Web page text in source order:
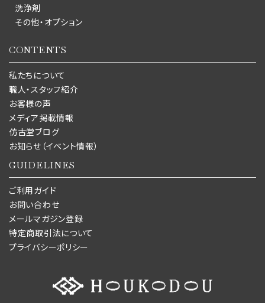
洗浄剤
その他・オプション
CONTENTS
私たちについて
職人・スタッフ紹介
お客様の声
メディア掲載情報
仿古堂ブログ
お知らせ（イベント情報）
GUIDELINES
ご利用ガイド
お問い合わせ
メールマガジン登録
特定商取引法について
プライバシーポリシー